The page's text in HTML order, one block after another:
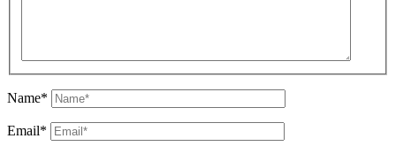
Name*
Email*